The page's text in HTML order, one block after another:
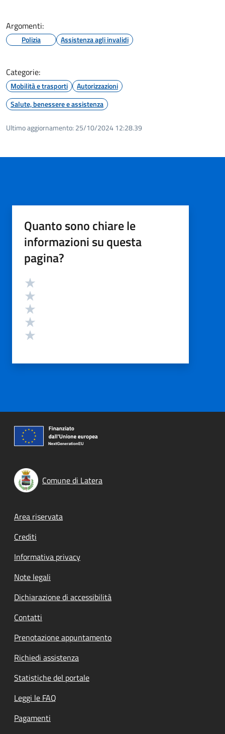
Argomenti:
Polizia Assistenza agli invalidi
Categorie:
Mobilità e trasporti
Autorizzazioni
Salute, benessere e assistenza
Ultimo aggiornamento: 25/10/2024 12:28.39
Quanto sono chiare le
informazioni su questa
pagina?
Valutazione
Comune di Latera
Footer menu
Area riservata
Crediti
Informativa privacy
Note legali
Dichiarazione di accessibilità
Contatti
Prenotazione appuntamento
Richiedi assistenza
Statistiche del portale
Leggi le FAQ
Pagamenti